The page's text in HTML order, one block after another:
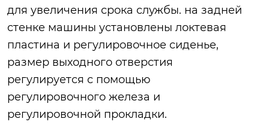
для увеличения срока службы. на задней
стенке машины установлены локтевая
пластина и регулировочное сиденье,
размер выходного отверстия
регулируется с помощью
регулировочного железа и
регулировочной прокладки.